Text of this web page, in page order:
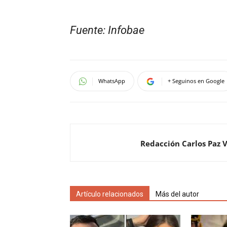
Fuente: Infobae
WhatsApp + Seguinos en Google
Redacción Carlos Paz
Artículo relacionados Más del autor